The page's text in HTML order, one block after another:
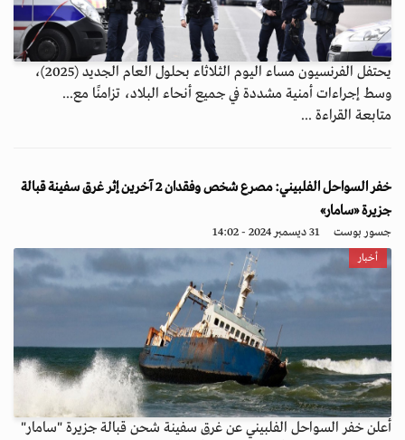
يحتفل الفرنسيون مساء اليوم الثلاثاء بحلول العام الجديد (2025)،
وسط إجراءات أمنية مشددة في جميع أنحاء البلاد، تزامنًا مع...
متابعة القراءة ...
خفر السواحل الفلبيني: مصرع شخص وفقدان 2 آخرين إثر غرق سفينة قبالة
جزيرة «سامار»
جسور بوست 31 ديسمبر 2024 - 14:02
أخبار
أعلن خفر السواحل الفلبيني عن غرق سفينة شحن قبالة جزيرة "سامار"